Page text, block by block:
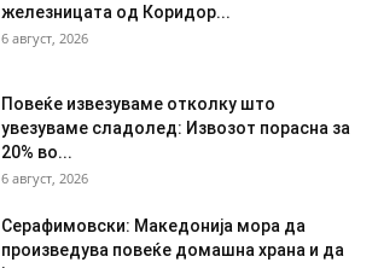
железницата од Коридор...
6 август, 2026
Повеќе извезуваме отколку што
увезуваме сладолед: Извозот порасна за
20% во...
6 август, 2026
Серафимовски: Македонија мора да
произведува повеќе домашна храна и да